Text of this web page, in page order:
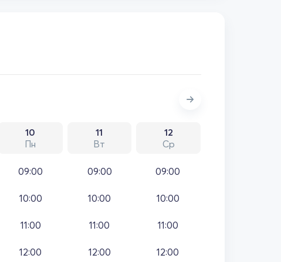
10
Пн
11
Вт
12
Ср
09:00
10:00
11:00
12:00
09:00
10:00
11:00
12:00
09:00
10:00
11:00
12:00